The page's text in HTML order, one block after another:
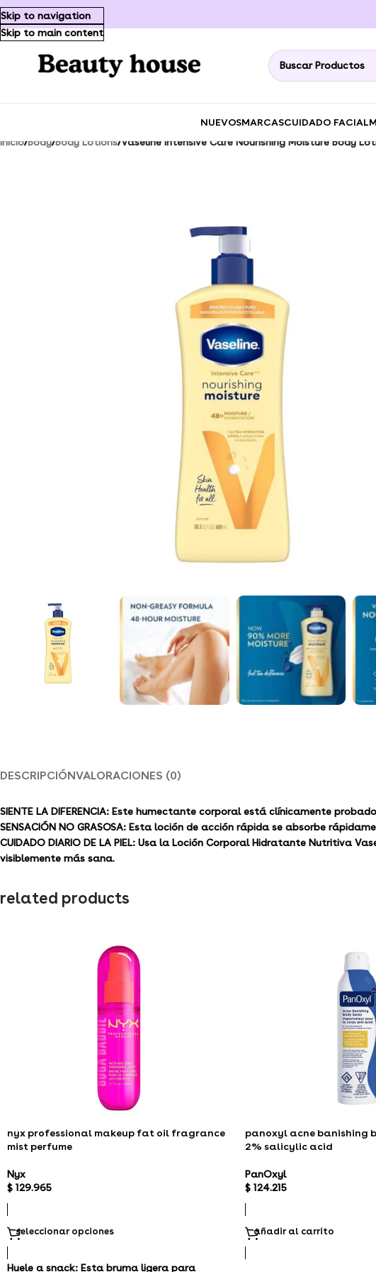
Skip to navigation
Skip to main content
🚚✨
NUEVOSMARCASCUIDADO FACIAL
Inicio/Body/Body Lotions/Vaseline Intensive Care Nourishing Moisture Body
DESCRIPCIÓNVALORACIONES (0)
SIENTE LA DIFERENCIA: Este humectante corporal está clínicamente
SENSACIÓN NO GRASOSA: Esta loción de acción rápida se absorbe
CUIDADO DIARIO DE LA PIEL: Usa la Loción Corporal Hidratante Nutritiva
visiblemente más sana.
related products
nyx professional makeup fat oil fragrance
mist perfume
Nyx
$ 129.965
seleccionar opciones
Huele a snack: Esta bruma ligera para
panoxyl acne banishing
2% salicylic acid
PanOxyl
$ 124.215
añadir al carrito